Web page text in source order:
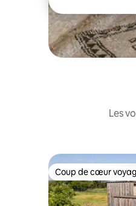
Les
Coup de cœur
Coup de cœur